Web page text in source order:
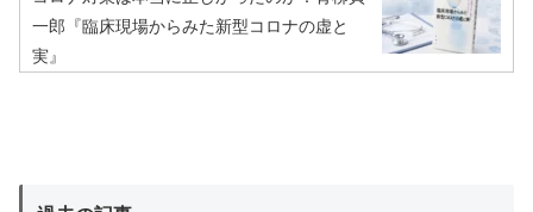
一郎『臨床現場からみた新型コロナの虚と
実』